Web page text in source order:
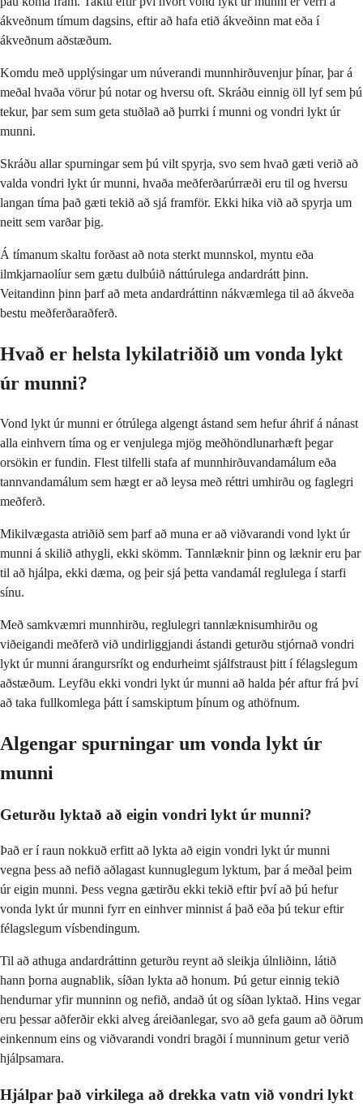
ákveðnum tímum dagsins, eftir að hafa etið ákveðinn mat eða í
ákveðnum aðstæðum.
Komdu með upplýsingar um núverandi munnhirðuvenjur þínar, þar á
meðal hvaða vörur þú notar og hversu oft. Skráðu einnig öll lyf sem þú
tekur, þar sem sum geta stuðlað að þurrki í munni og vondri lykt úr
munni.
Skráðu allar spurningar sem þú vilt spyrja, svo sem hvað gæti verið að
valda vondri lykt úr munni, hvaða meðferðarúrræði eru til og hversu
langan tíma það gæti tekið að sjá framför. Ekki hika við að spyrja um
neitt sem varðar þig.
Á tímanum skaltu forðast að nota sterkt munnskol, myntu eða
ilmkjarnaolíur sem gætu dulbúið náttúrulega andardrátt þinn.
Veitandinn þinn þarf að meta andardráttinn nákvæmlega til að ákveða
bestu meðferðaraðferð.
Hvað er helsta lykilatriðið um vonda lykt
úr munni?
Vond lykt úr munni er ótrúlega algengt ástand sem hefur áhrif á nánast
alla einhvern tíma og er venjulega mjög meðhöndlunarhæft þegar
orsökin er fundin. Flest tilfelli stafa af munnhirðuvandamálum eða
tannvandamálum sem hægt er að leysa með réttri umhirðu og faglegri
meðferð.
Mikilvægasta atriðið sem þarf að muna er að viðvarandi vond lykt úr
munni á skilið athygli, ekki skömm. Tannlæknir þinn og læknir eru þar
til að hjálpa, ekki dæma, og þeir sjá þetta vandamál reglulega í starfi
sínu.
Með samkvæmri munnhirðu, reglulegri tannlæknisumhirðu og
viðeigandi meðferð við undirliggjandi ástandi geturðu stjórnað vondri
lykt úr munni árangursríkt og endurheimt sjálfstraust þitt í félagslegum
aðstæðum. Leyfðu ekki vondri lykt úr munni að halda þér aftur frá því
að taka fullkomlega þátt í samskiptum þínum og athöfnum.
Algengar spurningar um vonda lykt úr
munni
Geturðu lyktað að eigin vondri lykt úr munni?
Það er í raun nokkuð erfitt að lykta að eigin vondri lykt úr munni
vegna þess að nefið aðlagast kunnuglegum lyktum, þar á meðal þeim
úr eigin munni. Þess vegna gætirðu ekki tekið eftir því að þú hefur
vonda lykt úr munni fyrr en einhver minnist á það eða þú tekur eftir
félagslegum vísbendingum.
Til að athuga andardráttinn geturðu reynt að sleikja úlnliðinn, látið
hann þorna augnablik, síðan lykta að honum. Þú getur einnig tekið
hendurnar yfir munninn og nefið, andað út og síðan lyktað. Hins vegar
eru þessar aðferðir ekki alveg áreiðanlegar, svo að gefa gaum að öðrum
einkennum eins og viðvarandi vondri bragði í munninum getur verið
hjálpsamara.
Hjálpar það virkilega að drekka vatn við vondri lykt